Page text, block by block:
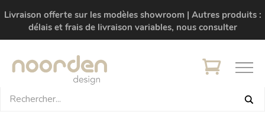
Livraison offerte sur les modèles showroom | Autres produits :
délais et frais de livraison variables, nous consulter